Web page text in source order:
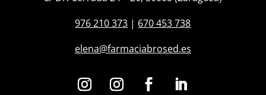
976 210 373 | 670 453 738
elena@farmaciabrosed.es